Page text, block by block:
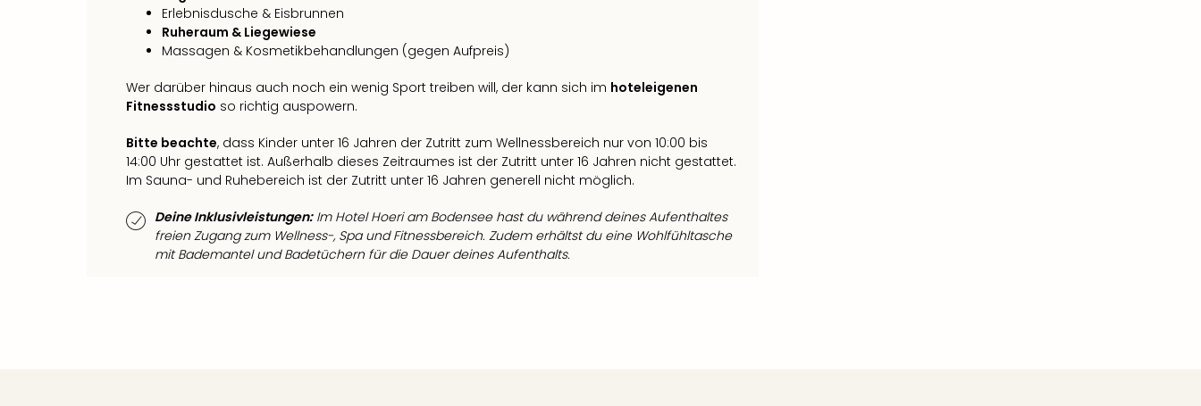
Erlebnisdusche & Eisbrunnen
Ruheraum & Liegewiese
Massagen & Kosmetikbehandlungen (gegen Aufpreis)
Wer darüber hinaus auch noch ein wenig Sport treiben will, der kann sich im hoteleigenen
Fitnessstudio so richtig auspowern.
Bitte beachte, dass Kinder unter 16 Jahren der Zutritt zum Wellnessbereich nur von 10:00 bis
14:00 Uhr gestattet ist. Außerhalb dieses Zeitraumes ist der Zutritt unter 16 Jahren nicht gestattet.
Im Sauna- und Ruhebereich ist der Zutritt unter 16 Jahren generell nicht möglich.
Deine Inklusivleistungen:Im Hotel Hoeri am Bodensee hast du während deines Aufenthaltes
freien Zugang zum Wellness-, Spa und Fitnessbereich. Zudem erhältst du eine Wohlfühltasche
mit Bademantel und Badetüchern für die Dauer deines Aufenthalts.